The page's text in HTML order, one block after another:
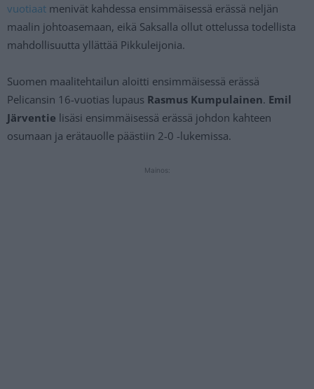
vuotiaat menivät kahdessa ensimmäisessä erässä neljän
maalin johtoasemaan, eikä Saksalla ollut ottelussa todellista
mahdollisuutta yllättää Pikkuleijonia.
Suomen maalitehtailun aloitti ensimmäisessä erässä
Pelicansin 16-vuotias lupaus Rasmus Kumpulainen. Emil
Järventie lisäsi ensimmäisessä erässä johdon kahteen
osumaan ja erätauolle päästiin 2-0 -lukemissa.
Mainos: